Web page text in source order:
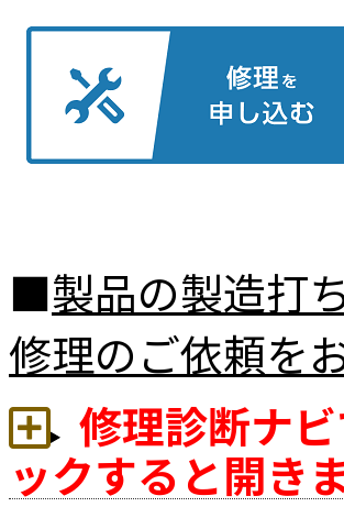
■製品の製造打
修理のご依頼を
修理診断ナ
ックすると開き